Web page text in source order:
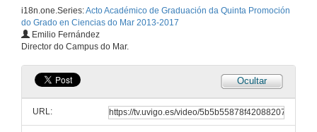
i18n.one.Series:Acto Académico de Graduación da Quinta Promoción
do Grado en Ciencias do Mar 2013-2017
Emilio Fernández
Director do Campus do Mar.
Ocultar
URL:
Representante dos alumnos da quinta promoción do Grao en Ciencias do Mar
9 de xuño de 2017